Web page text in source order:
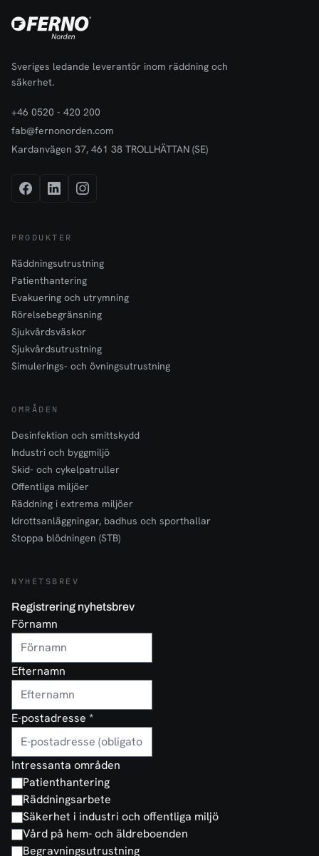
Sveriges ledande leverantör inom räddning och
säkerhet.
+46 0520 - 420 200
fab@fernonorden.com
Kardanvägen 37, 461 38 TROLLHÄTTAN (SE)
PRODUKTER
Räddningsutrustning
Patienthantering
Evakuering och utrymning
Rörelsebegränsning
Sjukvårdsväskor
Sjukvårdsutrustning
Simulerings- och övningsutrustning
OMRÅDEN
Desinfektion och smittskydd
Industri och byggmiljö
Skid- och cykelpatruller
Offentliga miljöer
Räddning i extrema miljöer
Idrottsanläggningar, badhus och sporthallar
Stoppa blödningen (STB)
NYHETSBREV
Registrering nyhetsbrev
Förnamn
Efternamn
E-postadresse *
Intressanta områden
Patienthantering
Räddningsarbete
Säkerhet i industri och offentliga miljö
Vård på hem- och äldreboenden
Begravningsutrustning